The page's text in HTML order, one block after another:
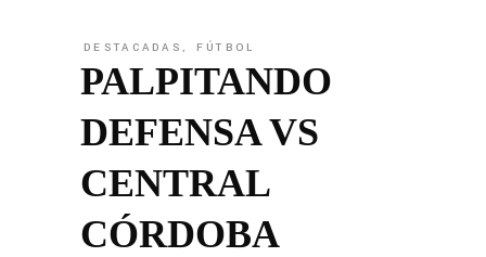
DESTACADAS , FÚTBOL
PALPITANDO
DEFENSA VS
CENTRAL
CÓRDOBA